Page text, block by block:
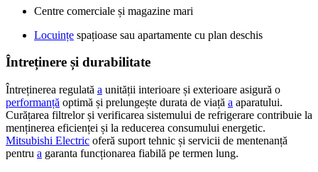
Centre comerciale și magazine mari
Locuințe spațioase sau apartamente cu plan deschis
Întreținere și durabilitate
Întreținerea regulată a unității interioare și exterioare asigură o
performanță optimă și prelungește durata de viață a aparatului.
Curățarea filtrelor și verificarea sistemului de refrigerare contribuie la
menținerea eficienței și la reducerea consumului energetic.
Mitsubishi Electric oferă suport tehnic și servicii de mentenanță
pentru a garanta funcționarea fiabilă pe termen lung.